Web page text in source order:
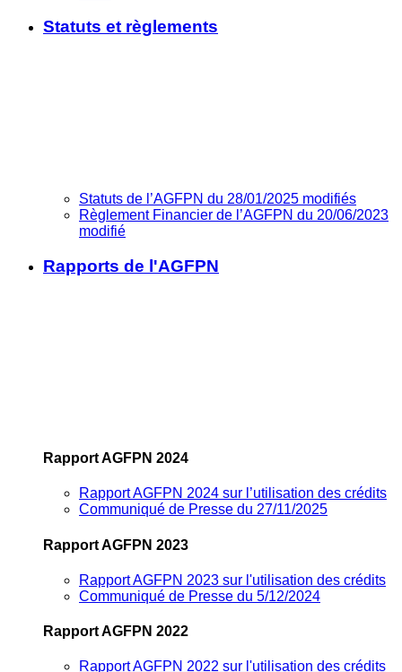
Statuts et règlements
Statuts de l’AGFPN du 28/01/2025 modifiés
Règlement Financier de l’AGFPN du 20/06/2023
modifié
Rapports de l'AGFPN
Rapport AGFPN 2024
Rapport AGFPN 2024 sur l’utilisation des crédits
Communiqué de Presse du 27/11/2025
Rapport AGFPN 2023
Rapport AGFPN 2023 sur l'utilisation des crédits
Communiqué de Presse du 5/12/2024
Rapport AGFPN 2022
Rapport AGFPN 2022 sur l'utilisation des crédits